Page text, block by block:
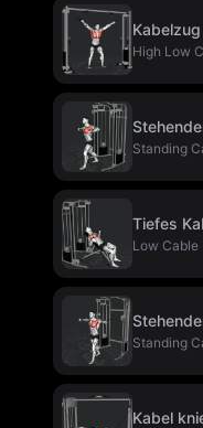
High Low
Standing
Tiefes
Low Cable
Standing
Kabel